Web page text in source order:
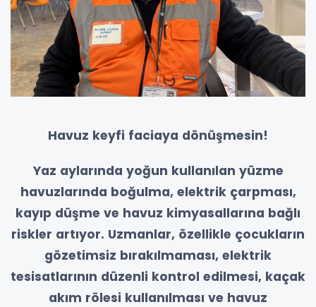
Havuz keyfi faciaya dönüşmesin!
Yaz aylarında yoğun kullanılan yüzme
havuzlarında boğulma, elektrik çarpması,
kayıp düşme ve havuz kimyasallarına bağlı
riskler artıyor. Uzmanlar, özellikle çocukların
gözetimsiz bırakılmaması, elektrik
tesisatlarının düzenli kontrol edilmesi, kaçak
akım rölesi kullanılması ve havuz